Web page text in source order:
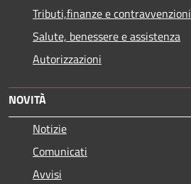
Tributi,finanze e contravvenzioni
Salute, benessere e assistenza
Autorizzazioni
NOVITÀ
Notizie
Comunicati
Avvisi